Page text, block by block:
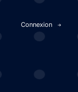
Connexion